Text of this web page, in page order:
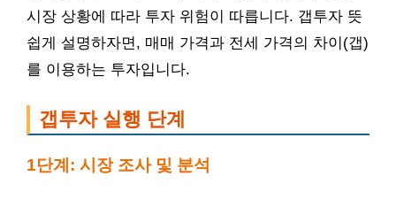
시장 상황에 따라 투자 위험이 따릅니다. 갭투자 뜻
쉽게 설명하자면, 매매 가격과 전세 가격의 차이(갭)
를 이용하는 투자입니다.
갭투자 실행 단계
1단계: 시장 조사 및 분석